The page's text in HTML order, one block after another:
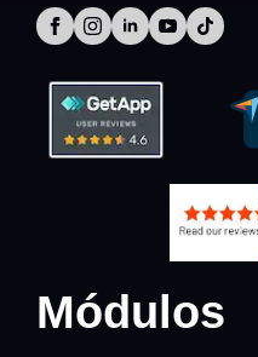
Módulos